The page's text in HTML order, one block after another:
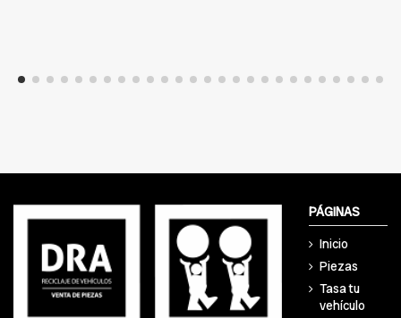
PÁGINAS
Inicio
Piezas
Tasa tu
vehículo